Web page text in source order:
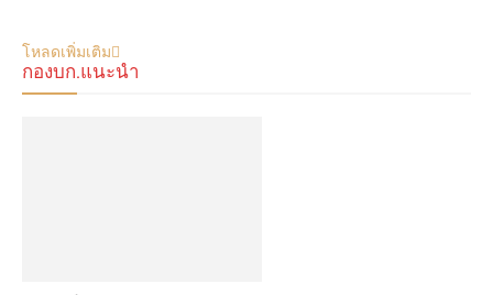
โหลดเพิ่มเติม
กองบก.แนะนำ